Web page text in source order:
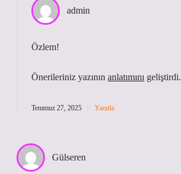
admin
Özlem!
Önerileriniz yazının anlatımını geliştirdi.
Temmuz 27, 2025 Yanıtla
Gülseren